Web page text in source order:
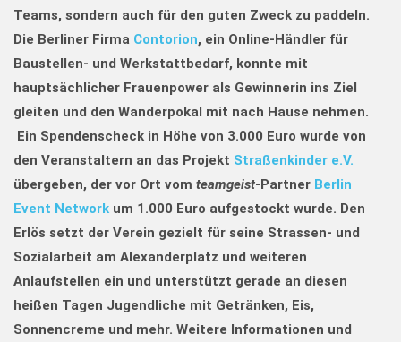
Teams, sondern auch für den guten Zweck zu paddeln.
Die Berliner Firma Contorion, ein Online-Händler für
Baustellen- und Werkstattbedarf, konnte mit
hauptsächlicher Frauenpower als Gewinnerin ins Ziel
gleiten und den Wanderpokal mit nach Hause nehmen.
Ein Spendenscheck in Höhe von 3.000 Euro wurde von
den Veranstaltern an das Projekt Straßenkinder e.V.
übergeben, der vor Ort vom teamgeist-Partner Berlin
Event Network um 1.000 Euro aufgestockt wurde. Den
Erlös setzt der Verein gezielt für seine Strassen- und
Sozialarbeit am Alexanderplatz und weiteren
Anlaufstellen ein und unterstützt gerade an diesen
heißen Tagen Jugendliche mit Getränken, Eis,
Sonnencreme und mehr. Weitere Informationen und